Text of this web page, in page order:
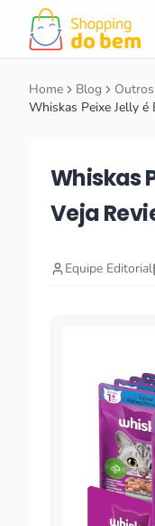
Home Blog
Whiskas Peixe Jelly é
Whiskas
Veja
Equipe Editorial